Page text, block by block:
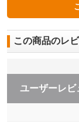
この商品のレ
ユーザーレビ